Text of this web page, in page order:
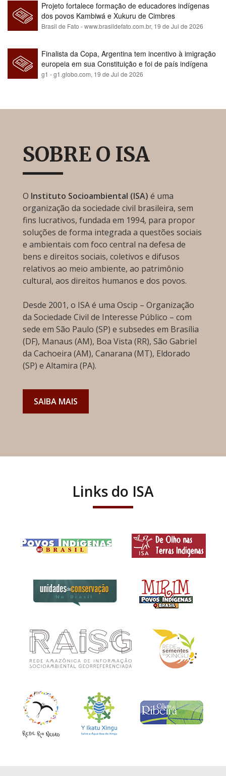
Projeto fortalece formação de educadores indígenas
dos povos Kambiwá e Xukuru de Cimbres
Brasil de Fato - www.brasildefato.com.br, 19 de Jul de 2026
Finalista da Copa, Argentina tem incentivo à imigração
europeia em sua Constituição e foi de país indígena
para maioria branca
g1 - g1.globo.com, 19 de Jul de 2026
SOBRE O ISA
O Instituto Socioambiental (ISA) é uma
organização da sociedade civil brasileira, sem
fins lucrativos, fundada em 1994, para propor
soluções de forma integrada a questões sociais
e ambientais com foco central na defesa de
bens e direitos sociais, coletivos e difusos
relativos ao meio ambiente, ao patrimônio
cultural, aos direitos humanos e dos povos.
Desde 2001, o ISA é uma Oscip – Organização
da Sociedade Civil de Interesse Público – com
sede em São Paulo (SP) e subsedes em Brasília
(DF), Manaus (AM), Boa Vista (RR), São Gabriel
da Cachoeira (AM), Canarana (MT), Eldorado
(SP) e Altamira (PA).
SAIBA MAIS
Links do ISA